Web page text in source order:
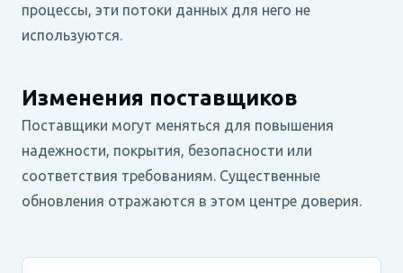
процессы, эти потоки данных для него не
используются.
Изменения поставщиков
Поставщики могут меняться для повышения
надежности, покрытия, безопасности или
соответствия требованиям. Существенные
обновления отражаются в этом центре доверия.